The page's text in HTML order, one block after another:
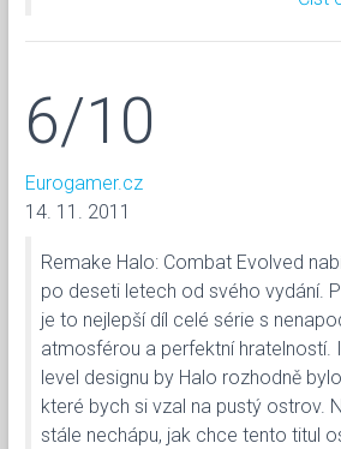
6/10
Eurogamer.cz
14. 11. 2011
Remake Halo: Combat Evolved
po deseti letech od svého vydání.
je to nejlepší díl celé série s
atmosférou a perfektní hratelností.
level designu by Halo rozhodně
které bych si vzal na pustý ostrov.
stále nechápu, jak chce tento titul